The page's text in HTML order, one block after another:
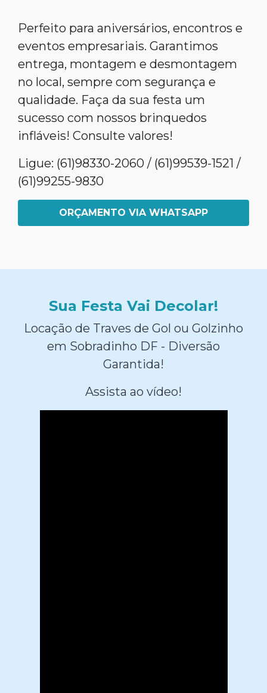
Perfeito para aniversários, encontros e
eventos empresariais. Garantimos
entrega, montagem e desmontagem
no local, sempre com segurança e
qualidade. Faça da sua festa um
sucesso com nossos brinquedos
infláveis! Consulte valores!
Ligue: (61)98330-2060 / (61)99539-1521 /
(61)99255-9830
ORÇAMENTO VIA WHATSAPP
Sua Festa Vai Decolar!
Locação de Traves de Gol ou Golzinho
em Sobradinho DF - Diversão
Garantida!
Assista ao vídeo!